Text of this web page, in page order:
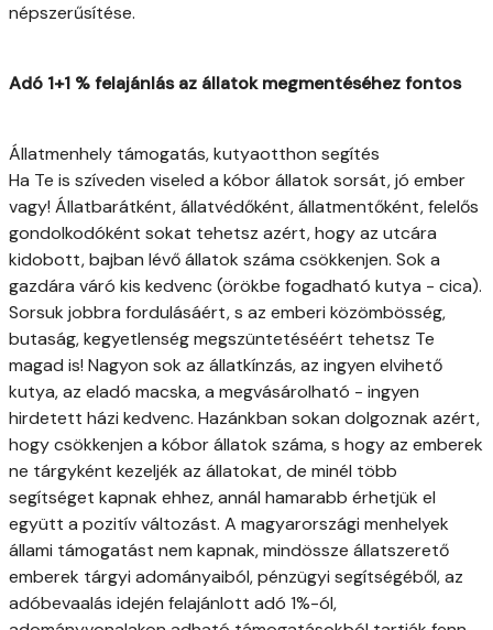
népszerűsítése.
Adó 1+1 % felajánlás az állatok megmentéséhez fontos
Állatmenhely támogatás, kutyaotthon segítés
Ha Te is szíveden viseled a kóbor állatok sorsát, jó ember
vagy! Állatbarátként, állatvédőként, állatmentőként, felelős
gondolkodóként sokat tehetsz azért, hogy az utcára
kidobott, bajban lévő állatok száma csökkenjen. Sok a
gazdára váró kis kedvenc (örökbe fogadható kutya - cica).
Sorsuk jobbra fordulásáért, s az emberi közömbösség,
butaság, kegyetlenség megszüntetéséért tehetsz Te
magad is! Nagyon sok az állatkínzás, az ingyen elvihető
kutya, az eladó macska, a megvásárolható - ingyen
hirdetett házi kedvenc. Hazánkban sokan dolgoznak azért,
hogy csökkenjen a kóbor állatok száma, s hogy az emberek
ne tárgyként kezeljék az állatokat, de minél több
segítséget kapnak ehhez, annál hamarabb érhetjük el
együtt a pozitív változást. A magyarországi menhelyek
állami támogatást nem kapnak, mindössze állatszerető
emberek tárgyi adományaiból, pénzügyi segítségéből, az
adóbevaalás idején felajánlott adó 1%-ól,